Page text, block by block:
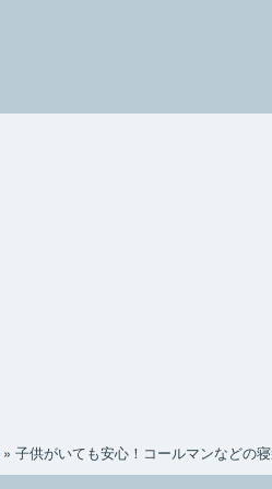
» 子供がいても安心！コールマンなどの